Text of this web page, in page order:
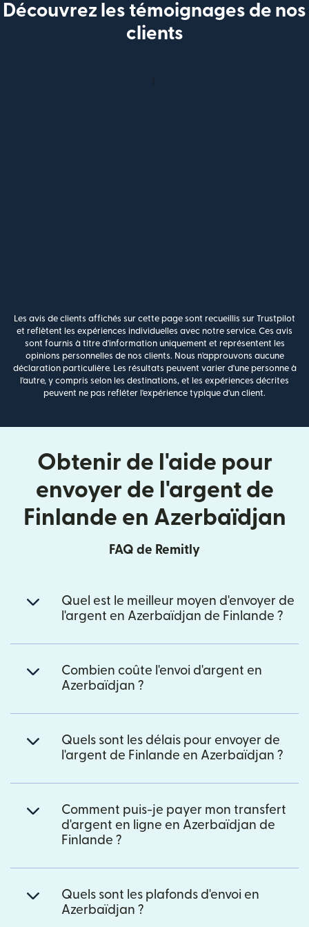
Découvrez les témoignages de nos
clients
Les avis de clients affichés sur cette page sont recueillis sur Trustpilot
et reflètent les expériences individuelles avec notre service. Ces avis
sont fournis à titre d'information uniquement et représentent les
opinions personnelles de nos clients. Nous n'approuvons aucune
déclaration particulière. Les résultats peuvent varier d'une personne à
l'autre, y compris selon les destinations, et les expériences décrites
peuvent ne pas refléter l'expérience typique d'un client.
Obtenir de l'aide pour
envoyer de l'argent de
Finlande en Azerbaïdjan
FAQ de Remitly
Quel est le meilleur moyen d'envoyer de
l'argent en Azerbaïdjan de Finlande ?
Combien coûte l'envoi d'argent en
Azerbaïdjan ?
Quels sont les délais pour envoyer de
l'argent de Finlande en Azerbaïdjan ?
Comment puis-je payer mon transfert
d'argent en ligne en Azerbaïdjan de
Finlande ?
Quels sont les plafonds d'envoi en
Azerbaïdjan ?